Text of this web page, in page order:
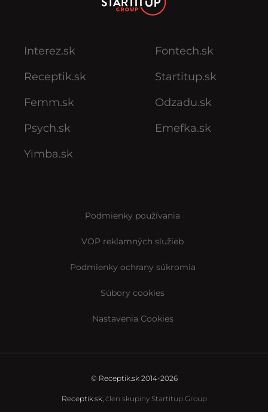
Interez.sk
Receptik.sk
Femm.sk
Psych.sk
Yimba.sk
Fontech.sk
Startitup.sk
Odzadu.sk
Emefka.sk
Podmienky používania
VOP reklamných služieb
Podmienky ochrany súkromia
Súbory cookies
Nastavenia Cookies
© Receptik.sk 2014-2026
Receptik.sk, člen skupiny Startitup Group